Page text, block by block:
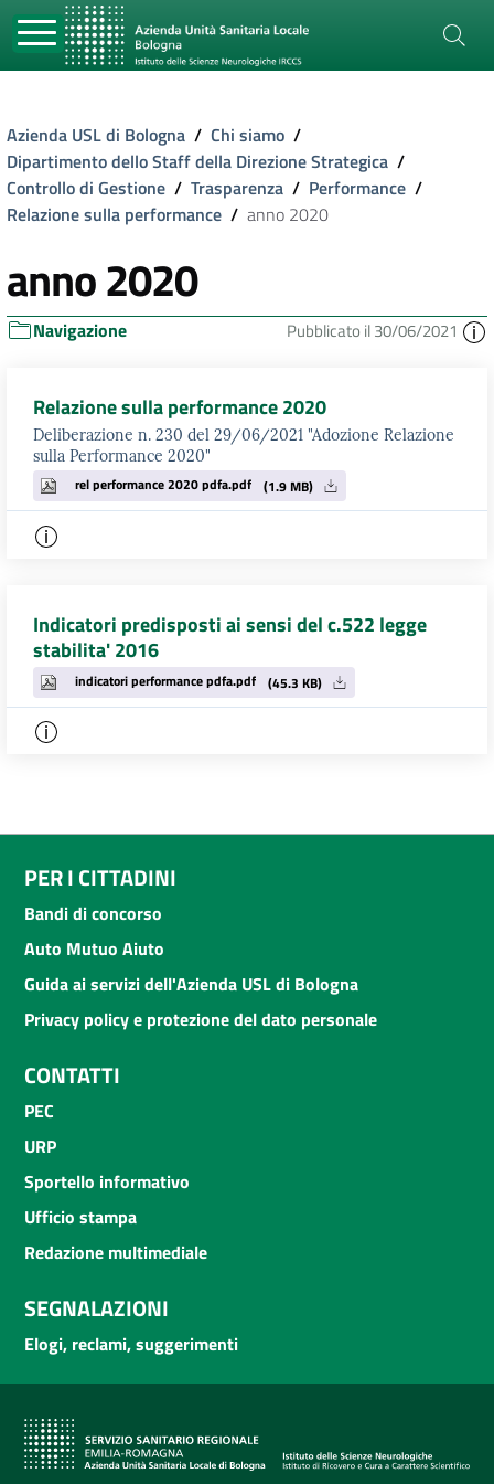
Azienda USL di Bologna / Chi siamo /
Dipartimento dello Staff della Direzione Strategica /
Controllo di Gestione / Trasparenza / Performance /
Relazione sulla performance / anno 2020
anno 2020
Navigazione Pubblicato il 30/06/2021
Relazione sulla performance 2020
Deliberazione n. 230 del 29/06/2021 "Adozione Relazione
sulla Performance 2020"
rel performance 2020 pdfa.pdf (1.9 MB)
Indicatori predisposti ai sensi del c.522 legge
stabilita' 2016
indicatori performance pdfa.pdf (45.3 KB)
PER I CITTADINI
Bandi di concorso
Auto Mutuo Aiuto
Guida ai servizi dell'Azienda USL di Bologna
Privacy policy e protezione del dato personale
CONTATTI
PEC
URP
Sportello informativo
Ufficio stampa
Redazione multimediale
SEGNALAZIONI
Elogi, reclami, suggerimenti